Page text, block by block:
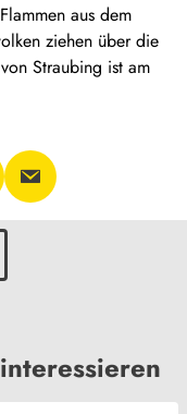
aus dem
ziehen über die
Straubing ist am